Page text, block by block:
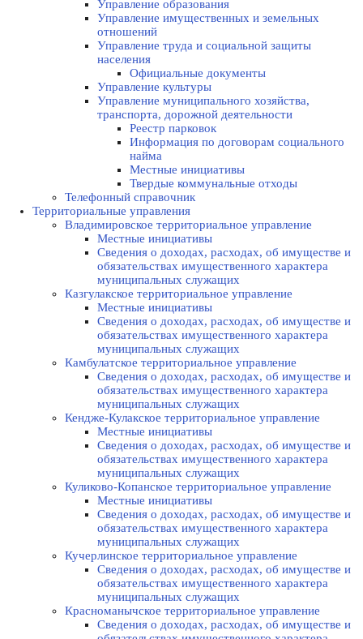
Управление образования
Управление имущественных и земельных
отношений
Управление труда и социальной защиты
населения
Официальные документы
Управление культуры
Управление муниципального хозяйства,
транспорта, дорожной деятельности
Реестр парковок
Информация по договорам социального
найма
Местные инициативы
Твердые коммунальные отходы
Телефонный справочник
Территориальные управления
Владимировское территориальное управление
Местные инициативы
Сведения о доходах, расходах, об имуществе и
обязательствах имущественного характера
муниципальных служащих
Казгулакское территориальное управление
Местные инициативы
Сведения о доходах, расходах, об имуществе и
обязательствах имущественного характера
муниципальных служащих
Камбулатское территориальное управление
Сведения о доходах, расходах, об имуществе и
обязательствах имущественного характера
муниципальных служащих
Кендже-Кулакское территориальное управление
Местные инициативы
Сведения о доходах, расходах, об имуществе и
обязательствах имущественного характера
муниципальных служащих
Куликово-Копанское территориальное управление
Местные инициативы
Сведения о доходах, расходах, об имуществе и
обязательствах имущественного характера
муниципальных служащих
Кучерлинское территориальное управление
Сведения о доходах, расходах, об имуществе и
обязательствах имущественного характера
муниципальных служащих
Красноманычское территориальное управление
Сведения о доходах, расходах, об имуществе и